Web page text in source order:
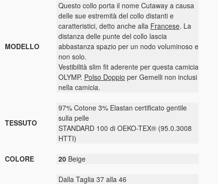
MODELLO
Questo collo porta il nome Cutaway a causa
delle sue estremità del collo distanti e
caratteristici, detto anche alla Francese. La
distanza delle punte del collo lascia
abbastanza spazio per un nodo voluminoso e
non solo.
Vestibilità slim fit aderente per questa camicia
OLYMP. Polso Doppio per Gemelli non inclusi
nella camicia.
TESSUTO
97% Cotone 3% Elastan certificato gentile
sulla pelle
STANDARD 100 di OEKO-TEX® (95.0.3008
HTTI)
COLORE 20 Beige
Dalla Taglia 37 alla 46